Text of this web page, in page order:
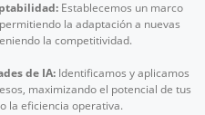
Establecemos un marco
la adaptación a nuevas
la competitividad.
de IA:Identificamos y aplicamos
maximizando el potencial de tus
la eficiencia operativa.